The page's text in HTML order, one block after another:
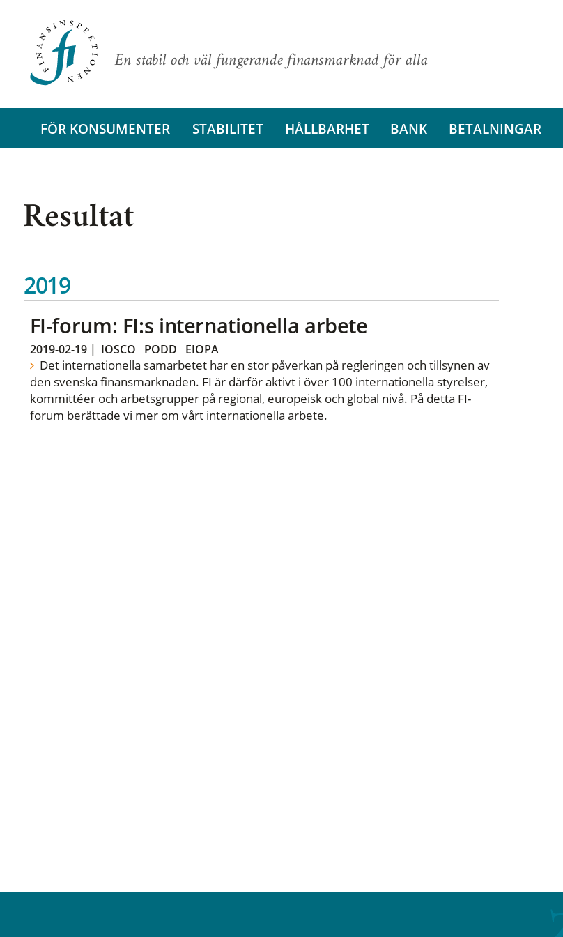
En stabil och väl fungerande finansmarknad för alla
FÖR KONSUMENTER STABILITET HÅLLBARHET BANK BETALNINGAR
Resultat
2019
FI-forum: FI:s internationella arbete
2019-02-19| IOSCO PODD EIOPA
Det internationella samarbetet har en stor påverkan på regleringen och tillsynen av
den svenska finansmarknaden. FI är därför aktivt i över 100 internationella styrelser,
kommittéer och arbetsgrupper på regional, europeisk och global nivå. På detta FI-
forum berättade vi mer om vårt internationella arbete.